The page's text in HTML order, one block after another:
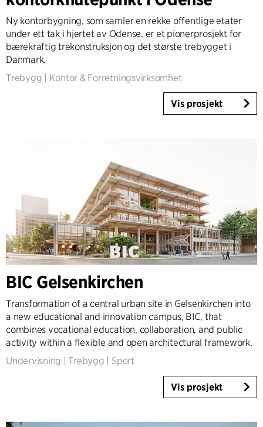
Sport
Boliger
Borettslag
Omsorgsboliger
Byggherrerådgivning
Workplace Design
Ekspertise
Landscape & Urbanism
Healthcare
Product Design
Client Consultancy
Workplace Design
Ny kontorbygning, som samler en rekke offentlige etater
under ett tak i hjertet av Odense, er et pionerprosjekt for
bærekraftig trekonstruksjon og det største trebygget i
Danmark.
Trebygg
Kontor & Forretningsvirksomhet
Vis prosjekt
BIC Gelsenkirchen
Transformation of a central urban site in Gelsenkirchen into
a new educational and innovation campus, BIC, that
combines vocational education, collaboration, and public
activity within a flexible and open architectural framework.
Undervisning
Trebygg Sport
Vis prosjekt